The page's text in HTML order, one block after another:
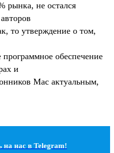
рынка, не остался
то утверждение о том,
программное обеспечение
и
Mac актуальным,
наc в Telegram!